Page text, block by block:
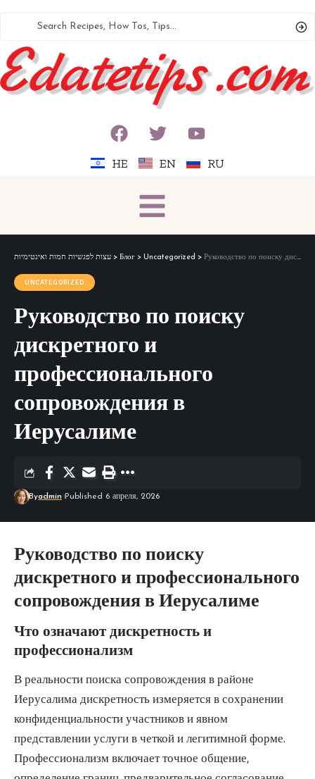
HE EN RU
עצות לפגשיות חמות ואינטימיות > Блог > Uncategorized > Руководство по поиску дискретного и профессионального сопровождения в Иерусалиме
UNCATEGORIZED
Руководство по поиску
дискретного и
профессионального
сопровождения в
Иерусалиме
Byadmin Published 6 апреля, 2026
Руководство по поиску
дискретного и профессионального
сопровождения в Иерусалиме
Что означают дискретность и
профессионализм
В реальности поиска сопровождения в районе
Иерусалима дискретность измеряется в сохранении
конфиденциальности участников и явном
представлении услуги в четкой и легитимной форме.
Профессионализм включает точное общение,